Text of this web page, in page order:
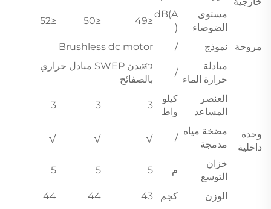
مستوى
الضوضاء
dB(A
)
≤49
≤50
≤52
مروحة نموذج /
Brushless dc motor
وحدة
داخلية
مبادلة
حرارة الماء
/
สวيدن SWEP مبادل حراري
بالصفائح
العنصر
المساعد
كيلو
واط
3
3
3
مضخة مياه
مدمجة
/
√
√
√
خزان
التوسع
م 5
5
5
الوزن كجم 43
44
44